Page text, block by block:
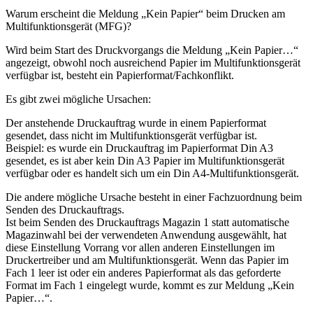
Warum erscheint die Meldung „Kein Papier“ beim Drucken am
Multifunktionsgerät (MFG)?
Wird beim Start des Druckvorgangs die Meldung „Kein Papier…“
angezeigt, obwohl noch ausreichend Papier im Multifunktionsgerät
verfügbar ist, besteht ein Papierformat/Fachkonflikt.
Es gibt zwei mögliche Ursachen:
Der anstehende Druckauftrag wurde in einem Papierformat
gesendet, dass nicht im Multifunktionsgerät verfügbar ist.
Beispiel: es wurde ein Druckauftrag im Papierformat Din A3
gesendet, es ist aber kein Din A3 Papier im Multifunktionsgerät
verfügbar oder es handelt sich um ein Din A4-Multifunktionsgerät.
Die andere mögliche Ursache besteht in einer Fachzuordnung beim
Senden des Druckauftrags.
Ist beim Senden des Druckauftrags Magazin 1 statt automatische
Magazinwahl bei der verwendeten Anwendung ausgewählt, hat
diese Einstellung Vorrang vor allen anderen Einstellungen im
Druckertreiber und am Multifunktionsgerät. Wenn das Papier im
Fach 1 leer ist oder ein anderes Papierformat als das geforderte
Format im Fach 1 eingelegt wurde, kommt es zur Meldung „Kein
Papier…“.